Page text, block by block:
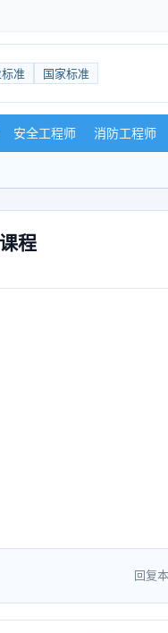
准 国家标准
安全工程师 消防工程师
程
回复